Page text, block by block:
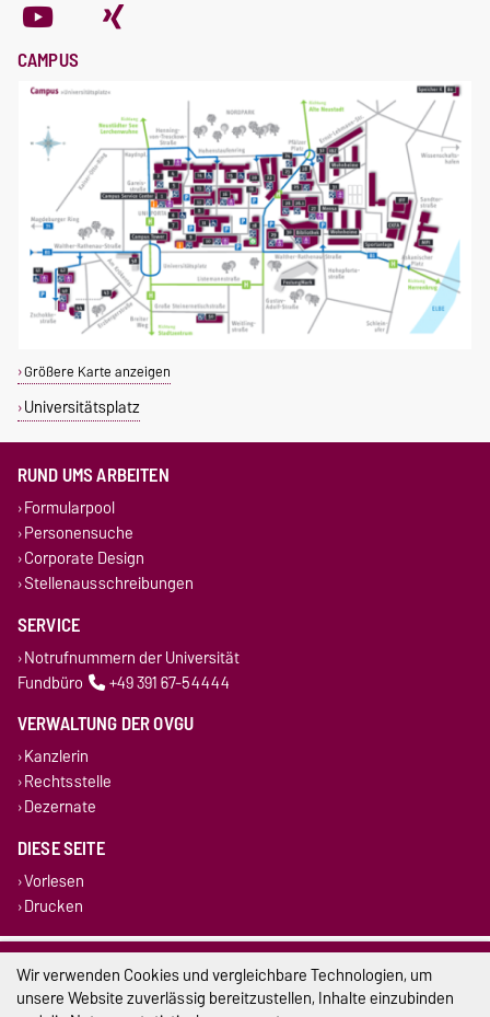
CAMPUS
Größere Karte anzeigen
Universitätsplatz
RUND UMS ARBEITEN
Formularpool
Personensuche
Corporate Design
Stellenausschreibungen
SERVICE
Notrufnummern der Universität
Fundbüro
+49 391 67-54444
VERWALTUNG DER OVGU
Kanzlerin
Rechtsstelle
Dezernate
DIESE SEITE
Vorlesen
Drucken
Impressum
Datenschutz
Wir verwenden Cookies und vergleichbare Technologien, um
unsere Website zuverlässig bereitzustellen, Inhalte einzubinden